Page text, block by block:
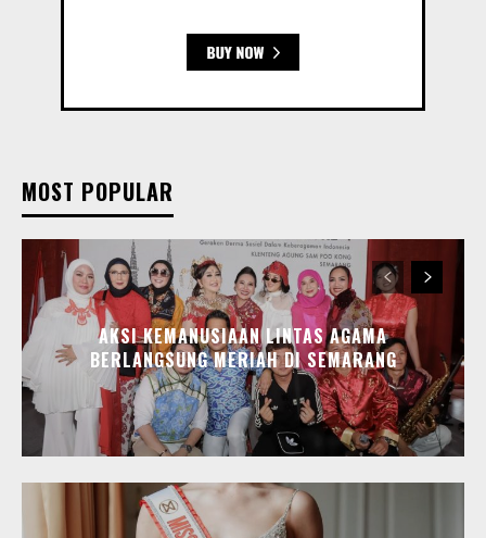
MOST POPULAR
AKSI KEMANUSIAAN LINTAS AGAMA
BERLANGSUNG MERIAH DI SEMARANG